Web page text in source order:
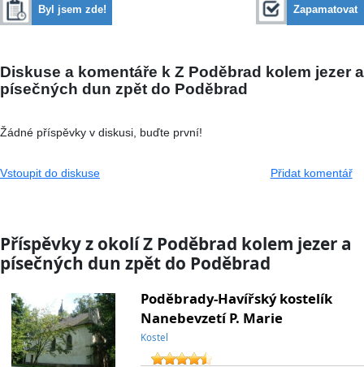
Byl jsem zde! Zapamatovat
Diskuse a komentáře k Z Poděbrad kolem jezer a
písečných dun zpět do Poděbrad
Žádné příspěvky v diskusi, buďte první!
Vstoupit do diskuse Přidat komentář
Příspěvky z okolí Z Poděbrad kolem jezer a
písečných dun zpět do Poděbrad
Poděbrady-Havířský kostelík
Nanebevzetí P. Marie
Kostel